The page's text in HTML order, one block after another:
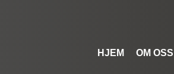
HJEM OM OSS